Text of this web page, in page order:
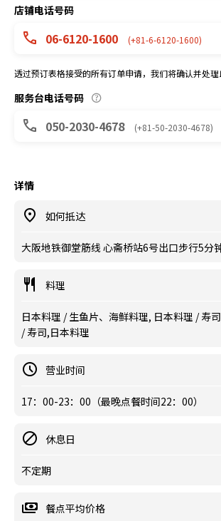
店铺电话号码
06-6120-1600 (+81-6-6120-1600)
透过预订表格接受的所有订单申请，我们将确认并处理
服务台电话号码
050-2030-4678 (+81-50-2030-4678)
详情
如何抵达
大阪地铁御堂筋线 心斋桥站6号出口步行5分钟
料理
日本料理 / 生鱼片、海鲜料理, 日本料理 / 寿
/ 寿司,日本料理
营业时间
17：00-23：00（最晚点餐时间22：00）
休息日
不定期
餐点平均价格